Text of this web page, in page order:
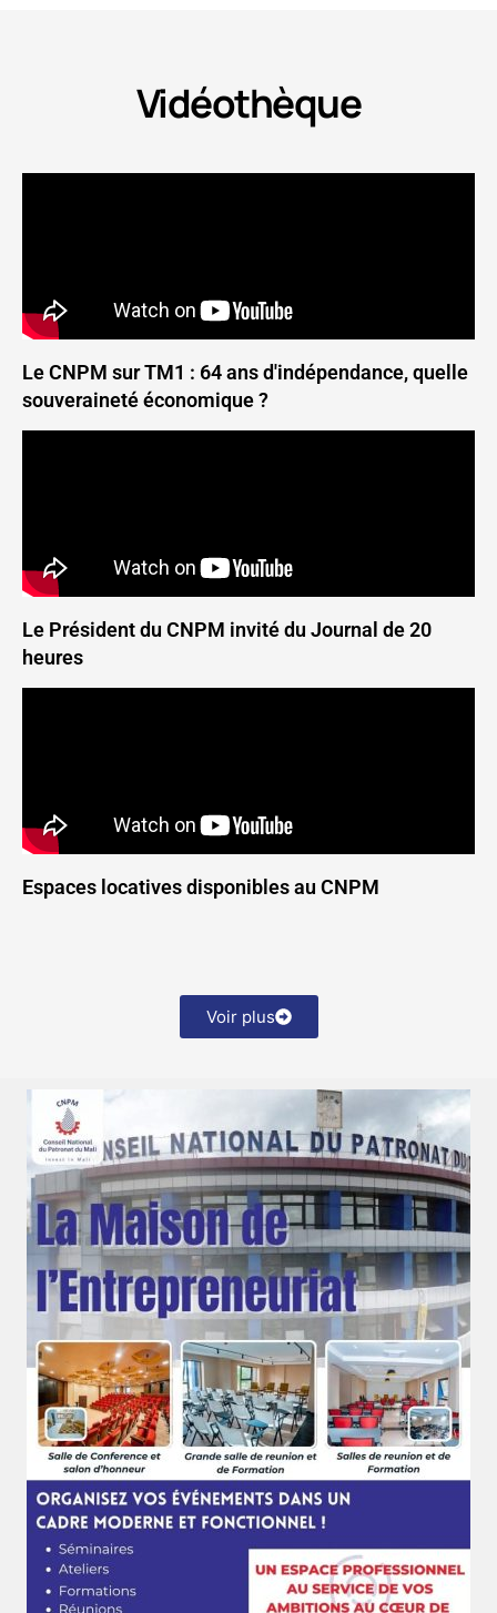
Vidéothèque
Le CNPM sur TM1 : 64 ans d'indépendance, quelle
souveraineté économique ?
Le Président du CNPM invité du Journal de 20
heures
Espaces locatives disponibles au CNPM
Voir plus